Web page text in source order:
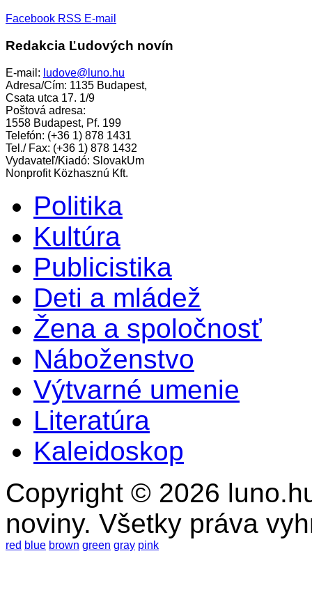
Facebook RSS E-mail
Redakcia Ľudových novín
E-mail: ludove@luno.hu
Adresa/Cím: 1135 Budapest,
Csata utca 17. 1/9
Poštová adresa:
1558 Budapest, Pf. 199
Telefón: (+36 1) 878 1431
Tel./ Fax: (+36 1) 878 1432
Vydavateľ/Kiadó: SlovakUm
Nonprofit Közhasznú Kft.
Politika
Kultúra
Publicistika
Deti a mládež
Žena a spoločnosť
Náboženstvo
Výtvarné umenie
Literatúra
Kaleidoskop
Copyright © 2026
noviny. Všetky práva
red blue brown green gray pink